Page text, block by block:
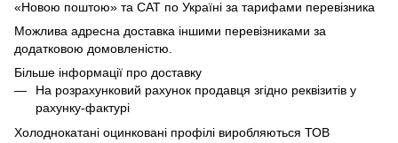
«Новою поштою» та САТ по Україні за тарифами перевізника
Можлива адресна доставка іншими перевізниками за
додатковою домовленістю.
Більше інформації про доставку
На розрахунковий рахунок продавця згідно реквізитів у
рахунку-фактурі
Холоднокатані оцинковані профілі виробляються ТОВ